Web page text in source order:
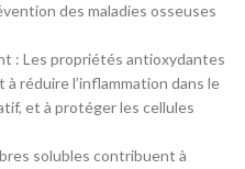
des maladies osseuses
: Les propriétés antioxydantes
réduire l’inflammation dans le
et à protéger les cellules
solubles contribuent à